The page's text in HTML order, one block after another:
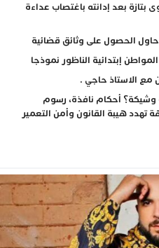
قوى بتازة بعد إدانته باغتصاب عداءة
الحصول على وثائق قضائية
إبتدائية الناظور نموذجا
مع الاستاذ حاجي .
أحكام نافذة، رسوم
هيبة القانون وأمن التعمير